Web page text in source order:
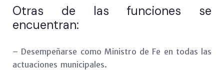
Otras de las funciones se
encuentran:
– Desempeñarse como Ministro de Fe en todas las
actuaciones municipales.